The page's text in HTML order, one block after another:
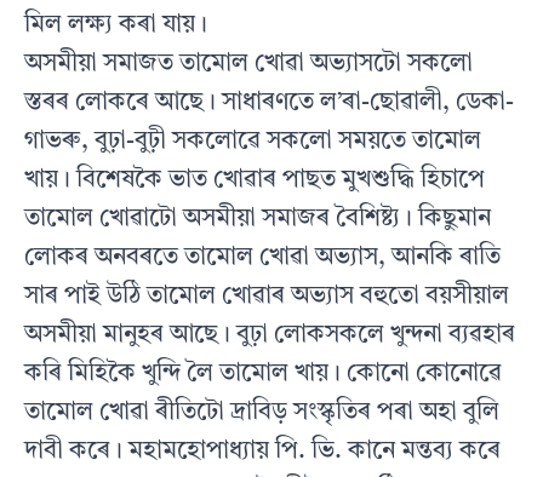
মিল লক্ষ্য কৰা যায়।
অসমীয়া সমাজত তামোল খোৱা অভ্যাসটো সকলো
স্তৰৰ লোকৰে আছে। সাধাৰণতে ল’ৰা-ছোৱালী, ডেকা-
গাভৰু, বুঢ়া-বুঢ়ী সকলোৱে সকলো সময়তে তামোল
খায়। বিশেষকৈ ভাত খোৱাৰ পাছত মুখশুদ্ধি হিচাপে
তামোল খোৱাটো অসমীয়া সমাজৰ বৈশিষ্ট্য। কিছুমান
লোকৰ অনবৰতে তামোল খোৱা অভ্যাস, আনকি ৰাতি
সাৰ পাই উঠি তামোল খোৱাৰ অভ্যাস বহুতো বয়সীয়াল
অসমীয়া মানুহৰ আছে। বুঢ়া লোকসকলে খুন্দনা ব্যৱহাৰ
কৰি মিহিকৈ খুন্দি লৈ তামোল খায়। কোনো কোনোৱে
তামোল খোৱা ৰীতিটো দ্রাবিড় সংস্কৃতিৰ পৰা অহা বুলি
দাবী কৰে। মহামহোপাধ্যায় পি. ভি. কানে মন্তব্য কৰে